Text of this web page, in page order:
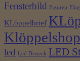
Fensterbild Figuren
KLöppelbrief
led Led Dreieck LED